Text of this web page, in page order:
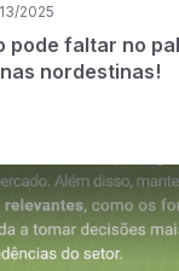
2025
pode faltar no
nordestinas!